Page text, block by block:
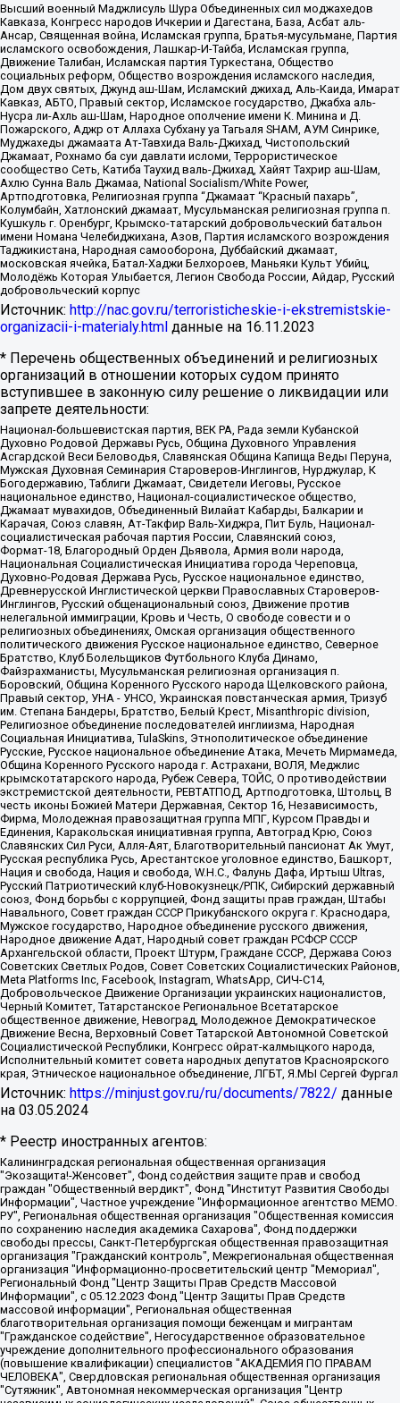
Высший военный Маджлисуль Шура Объединенных сил моджахедов
Кавказа, Конгресс народов Ичкерии и Дагестана, База, Асбат аль-
Ансар, Священная война, Исламская группа, Братья-мусульмане, Партия
исламского освобождения, Лашкар-И-Тайба, Исламская группа,
Движение Талибан, Исламская партия Туркестана, Общество
социальных реформ, Общество возрождения исламского наследия,
Дом двух святых, Джунд аш-Шам, Исламский джихад, Аль-Каида, Имарат
Кавказ, АБТО, Правый сектор, Исламское государство, Джабха аль-
Нусра ли-Ахль аш-Шам, Народное ополчение имени К. Минина и Д.
Пожарского, Аджр от Аллаха Субхану уа Тагьаля SHAM, АУМ Синрике,
Муджахеды джамаата Ат-Тавхида Валь-Джихад, Чистопольский
Джамаат, Рохнамо ба суи давлати исломи, Террористическое
сообщество Сеть, Катиба Таухид валь-Джихад, Хайят Тахрир аш-Шам,
Ахлю Сунна Валь Джамаа, National Socialism/White Power,
Артподготовка, Религиозная группа “Джамаат “Красный пахарь”,
Колумбайн, Хатлонский джамаат, Мусульманская религиозная группа п.
Кушкуль г. Оренбург, Крымско-татарский добровольческий батальон
имени Номана Челебиджихана, Азов, Партия исламского возрождения
Таджикистана, Народная самооборона, Дуббайский джамаат,
московская ячейка, Батал-Хаджи Белхороев, Маньяки Культ Убийц,
Молодёжь Которая Улыбается, Легион Свобода России, Айдар, Русский
добровольческий корпус
Источник: http://nac.gov.ru/terroristicheskie-i-ekstremistskie-
organizacii-i-materialy.html данные на 16.11.2023
* Перечень общественных объединений и религиозных
организаций в отношении которых судом принято
вступившее в законную силу решение о ликвидации или
запрете деятельности:
Национал-большевистская партия, ВЕК РА, Рада земли Кубанской
Духовно Родовой Державы Русь, Община Духовного Управления
Асгардской Веси Беловодья, Славянская Община Капища Веды Перуна,
Мужская Духовная Семинария Староверов-Инглингов, Нурджулар, К
Богодержавию, Таблиги Джамаат, Свидетели Иеговы, Русское
национальное единство, Национал-социалистическое общество,
Джамаат мувахидов, Объединенный Вилайат Кабарды, Балкарии и
Карачая, Союз славян, Ат-Такфир Валь-Хиджра, Пит Буль, Национал-
социалистическая рабочая партия России, Славянский союз,
Формат-18, Благородный Орден Дьявола, Армия воли народа,
Национальная Социалистическая Инициатива города Череповца,
Духовно-Родовая Держава Русь, Русское национальное единство,
Древнерусской Инглистической церкви Православных Староверов-
Инглингов, Русский общенациональный союз, Движение против
нелегальной иммиграции, Кровь и Честь, О свободе совести и о
религиозных объединениях, Омская организация общественного
политического движения Русское национальное единство, Северное
Братство, Клуб Болельщиков Футбольного Клуба Динамо,
Файзрахманисты, Мусульманская религиозная организация п.
Боровский, Община Коренного Русского народа Щелковского района,
Правый сектор, УНА - УНСО, Украинская повстанческая армия, Тризуб
им. Степана Бандеры, Братство, Белый Крест, Misanthropic division,
Религиозное объединение последователей инглиизма, Народная
Социальная Инициатива, TulaSkins, Этнополитическое объединение
Русские, Русское национальное объединение Атака, Мечеть Мирмамеда,
Община Коренного Русского народа г. Астрахани, ВОЛЯ, Меджлис
крымскотатарского народа, Рубеж Севера, ТОЙС, О противодействии
экстремистской деятельности, РЕВТАТПОД, Артподготовка, Штольц, В
честь иконы Божией Матери Державная, Сектор 16, Независимость,
Фирма, Молодежная правозащитная группа МПГ, Курсом Правды и
Единения, Каракольская инициативная группа, Автоград Крю, Союз
Славянских Сил Руси, Алля-Аят, Благотворительный пансионат Ак Умут,
Русская республика Русь, Арестантское уголовное единство, Башкорт,
Нация и свобода, Нация и свобода, W.H.С., Фалунь Дафа, Иртыш Ultras,
Русский Патриотический клуб-Новокузнецк/РПК, Сибирский державный
союз, Фонд борьбы с коррупцией, Фонд защиты прав граждан, Штабы
Навального, Совет граждан СССР Прикубанского округа г. Краснодара,
Мужское государство, Народное объединение русского движения,
Народное движение Адат, Народный совет граждан РСФСР СССР
Архангельской области, Проект Штурм, Граждане СССР, Держава Союз
Советских Светлых Родов, Совет Советских Социалистических Районов,
Meta Platforms Inc, Facebook, Instagram, WhatsApp, СИЧ-С14,
Добровольческое Движение Организации украинских националистов,
Черный Комитет, Татарстанское Региональное Всетатарское
общественное движение, Невоград, Молодежное Демократическое
Движение Весна, Верховный Совет Татарской Автономной Советской
Социалистической Республики, Конгресс ойрат-калмыцкого народа,
Исполнительный комитет совета народных депутатов Красноярского
края, Этническое национальное объединение, ЛГБТ, Я.МЫ Сергей Фургал
Источник: https://minjust.gov.ru/ru/documents/7822/ данные
на 03.05.2024
* Реестр иностранных агентов:
Калининградская региональная общественная организация "Экозащита!-Женсовет", Фонд содействия защите прав и свобод граждан "Общественный вердикт", Фонд "Институт Развития Свободы Информации", Частное учреждение "Информационное агентство МЕМО. РУ", Региональная общественная организация "Общественная комиссия по сохранению наследия академика Сахарова", Фонд поддержки свободы прессы, Санкт-Петербургская общественная правозащитная организация "Гражданский контроль", Межрегиональная общественная организация "Информационно-просветительский центр "Мемориал", Региональный Фонд "Центр Защиты Прав Средств Массовой Информации", с 05.12.2023 Фонд "Центр Защиты Прав Средств массовой информации", Региональная общественная благотворительная организация помощи беженцам и мигрантам "Гражданское содействие", Негосударственное образовательное учреждение дополнительного профессионального образования (повышение квалификации) специалистов "АКАДЕМИЯ ПО ПРАВАМ ЧЕЛОВЕКА", Свердловская региональная общественная организация "Сутяжник", Автономная некоммерческая организация "Центр независимых социологических исследований", Союз общественных объединений "Российский исследовательский центр по правам человека", Региональное общественное учреждение научно-информационный центр "МЕМОРИАЛ", Некоммерческая организация "Фонд защиты гласности", Автономная некоммерческая организация "Институт прав человека", Городская общественная организация "Екатеринбургское общество "МЕМОРИАЛ", Городская общественная организация "Рязанское историко-просветительское и правозащитное общество "Мемориал" (Рязанский Мемориал), Челябинский региональный орган общественной самодеятельности – женское общественное объединение "Женщины Евразии", Челябинский региональный орган общественной самодеятельности "Уральская правозащитная группа", Фонд содействия защите здоровья и социальной справедливости имени Андрея Рылькова, Автономная Некоммерческая Организация "Аналитический Центр Юрия Левады", Автономная некоммерческая организация социальной поддержки населения "Проект Апрель", Региональная общественная организация помощи женщинам и детям, находящимся в кризисной ситуации "Информационно-методический центр "Анна", Фонд содействия развитию массовых коммуникаций и правовому просвещению "Так-так-Так", Фонд содействия устойчивому развитию "Серебряная тайга", Свердловский региональный общественный фонд социальных проектов "Новое время", "Idel.Реалии", Кавказ.Реалии, Крым.Реалии, Телеканал Настоящее Время, Татаро-башкирская служба Радио Свобода (Azatliq Radiosi), Радио Свободная Европа/Радио Свобода (PCE/PC), "Сибирь.Реалии", "Фактограф", Благотворительный фонд помощи осужденным и их семьям, Автономная некоммерческая организация "Институт глобализации и социальных движений", Фонд "В защиту прав заключенных", Частное учреждение "Центр поддержки и содействия развитию средств массовой информации", Пензенский региональный общественный благотворительный фонд "Гражданский союз", "Север.Реалии", Некоммерческая организация Фонд "Правовая инициатива", Общество с ограниченной ответственностью "Радио Свободная Европа/Радио Свобода", Чешское информационное агентство "MEDIUM-ORIENT", Красноярская региональная общественная организация "Мы против СПИДа", Камалягин Денис Николаевич, Маркелов Сергей Евгеньевич, Пономарев Лев Александрович, Савицкая Людмила Алексеевна, Автономная некоммерческая организация "Центр по работе с проблемой насилия "НАСИЛИЮ.НЕТ", Межрегиональный профессиональный союз работников здравоохранения "Альянс врачей", Юридическое лицо, зарегистрированное в Латвийской Республике, SIA "Medusa Project" (регистрационный номер 40103797863, дата регистрации 10.06.2014), Некоммерческая организация "Фонд по борьбе с коррупцией", Автономная некоммерческая организация "Институт права и публичной политики", Баданин Роман Сергеевич, Гликин Максим Александрович, Железнова Мария Михайловна, Лукьянова Юлия Сергеевна, Маетная Елизавета Витальевна, Маняхин Петр Борисович, Чуракова Ольга Владимировна, Ярош Юлия Петровна, Юридическое лицо "The Insider SIA", зарегистрированное в Риге, Латвийская Республика (дата регистрации 26.06.2015), являющееся администратором доменного имени интернет-издания "The Insider SIA", https://theins.ru, Постернак Алексей Евгеньевич, Рубин Михаил Аркадьевич, Анин Роман Александрович, Юридическое лицо Istories fonds, зарегистрированное в Латвийской Республике (регистрационный номер 50008295751, дата регистрации 24.02.2020), Великовский Дмитрий Александрович, Долинина Ирина Николаевна, Мароховская Алеся Алексеевна, Шлейнов Роман Юрьевич, Шмагун Олеся Валентиновна, Общество с ограниченной ответственностью "Альтаир 2021", Общество с ограниченной ответственностью "Вега 2021", Общество с ограниченной ответственностью "Главный редактор 2021", Общество с ограниченной ответственностью "Ромашки монолит", Важенков Артем Валерьевич, Ивановская областная общественная организация "Центр гендерных исследований", Гурман Юрий Альбертович, Медиапроект "ОВД-Инфо", Егоров Владимир Владимирович, Жилинский Владимир Александрович, Общество с ограниченной ответственностью "ЗП", Иванова София Юрьевна, Карезина Инна Павловна, Кильтау Екатерина Викторовна, Петров Алексей Викторович, Пискунов Сергей Евгеньевич, Смирнов Сергей Сергеевич, Тихонов Михаил Сергеевич, Общество с ограниченной ответственностью "ЖУРНАЛИСТ-ИНОСТРАННЫЙ АГЕНТ", Арапова Галина Юрьевна, Вольтская Татьяна Анатольевна, Американская компания "Mason G.E.S. Anonymous Foundation" (США), являющаяся владельцем интернет-издания https://mnews.world/, Компания "Stichting Bellingcat", зарегистрированная в Нидерландах (дата регистрации 11.07.2018), Захаров Андрей Вячеславович, Клепиковская Екатерина Дмитриевна, Общество с ограниченной ответственностью "МЕМО", Перл Роман Александрович, Симонов Евгений Алексеевич, Соловьева Елена Анатольевна, Сотников Даниил Владимирович, Сурначева Елизавета Дмитриевна, Автономная некоммерческая организация по защите прав человека и информированию населения "Якутия – Наше Мнение", Общество с ограниченной ответственностью "Москоу диджитал медиа", с 26.01.2023 Общество с ограниченной ответственностью "Чайка Белые сады", Ветошкина Валерия Валерьевна, Заговора Максим Александрович, Межрегиональное общественное движение "Российская ЛГБТ - сеть", Оленичев Максим Владимирович, Павлов Иван Юрьевич, Скворцова Елена Сергеевна, Общество с ограниченной ответственностью "Как бы инагент", Кочетков Игорь Викторович, Общество с ограниченной ответственностью "Честные выборы", Еланчик Олег Александрович, Общество с ограниченной ответственностью "Нобелевский призыв", Гималова Регина Эмилевна, Григорьев Андрей Валерьевич, Григорьева Алина Александровна, Ассоциация по содействию защите прав призывников, альтернативнослужащих и военнослужащих "Правозащитная группа "Гражданин.Армия.Право", Хисамова Регина Фаритовна, Автономная некоммерческая организация по реализации социально-правовых программ "Лилит", Дальневосточное общественное движение "Маяк", Санкт-Петербургская ЛГБТ-инициативная группа "Выход", Инициативная группа ЛГБТ+ "Реверс", Алексеев Андрей Викторович, Бекбулатова Таисия Львовна, Беляев Иван Михайлович, Владыкина Елена Сергеевна, Гельман Марат Александрович, Никульшина Вероника Юрьевна, Толоконникова Надежда Андреевна, Шендерович Виктор Анатольевич, Общество с ограниченной ответственностью "Данное сообщение", Общество с ограниченной ответственностью Издательский дом "Новая глава", Айнбиндер Александра Александровна, Московский комьюнити-центр для ЛГБТ+инициатив, Благотворительный фонд развития филантропии, Deutsche Welle (Германия, Kurt-Schumacher-Strasse 3, 53113 Bonn), Борзунова Мария Михайловна, Воробьев Виктор Викторович, Голубева Анна Львовна, Константинова Алла Михайловна, Малкова Ирина Владимировна, Мурадов Мурад Абдулгалимович, Осетинская Елизавета Николаевна, Понасенков Евгений Николаевич, Ганапольский Матвей Юрьевич, Киселев Евгений Алексеевич, Борухович Ирина Григорьевна, Дремин Иван Тимофеевич, Дубровский Дмитрий Викторович, Красноярская региональная общественная организация поддержки и развития альтернативных образовательных технологий и межкультурных коммуникаций "ИНТЕРРА", Маяковская Екатерина Алексеевна, Фейгин Марк Захарович, Филимонов Андрей Викторович, Дзугкоева Регина Николаевна, Доброхотов Роман Александрович, Дудь Юрий Александрович, Елкин Сергей Владимирович, Кругликов Кирилл Игоревич, Сабунаева Мария Леонидовна, Семенов Алексей Владимирович, Шаинян Карен Багратович, Шульман Екатерина Михайловна, Асафьев Артур Валерьевич, Вахштайн Виктор Семенович, Венедиктов Алексей Алексеевич, Лушникова Екатерина Евгеньевна, Волков Леонид Михайлович, Невзоров Александр Глебович, Пархоменко Сергей Борисович, Сироткин Ярослав Николаевич, Кара-Мурза Владимир Владимирович, Баранова Наталья Владимировна, Гозман Леонид Яковлевич, Кагарлицкий Борис Юльевич, Климарев Михаил Валерьевич, Милов Владимир Станиславович, Автономная некоммерческая организация Краснодарский центр современного искусства "Типография", Моргенштерн Алишер Тагирович, Соболь Любовь Эдуардовна, Общество с ограниченной ответственностью "ЛИЗА НОРМ", Каспаров Гарри Кимович, Ходорковский Михаил Борисович, Общество с ограниченной ответственностью "Апрельские тезисы", Данилович Ирина Брониславовна, Кашин Олег Владимирович, Петров Николай Владимирович, Пивоваров Алексей Владимирович, Соколов Михаил Владимирович, Цветкова Юлия Владимировна, Чичваркин Евгений Александрович, Комитет против пыток/Команда против пыток, Общество с ограниченной ответственностью "Первый научный", Общество с ограниченной ответственностью "Вертолет и ко", Белоцерковская Вероника Борисовна, Кац Максим Евгеньевич, Лазарева Татьяна Юрьевна, Шаведдинов Руслан Табризович, Яшин Илья Валерьевич, Общество с ограниченной ответственностью "Иноагент ААВ", Алешковский Дмитрий Петрович, Альбац Евгения Марковна, Быков Дмитрий Львович, Галямина Юлия Евгеньевна, Лойко Сергей Леонидович, Мартынов Кирилл Константинович, Медведев Сергей Александрович, Крашенинников Федор Геннадиевич, Гордеева Катерина Вл